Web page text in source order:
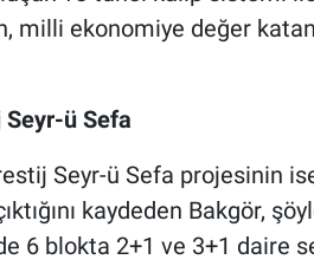
milli ekonomiye değer
Seyr-ü Sefa
Seyr-ü Sefa projesinin
kaydeden Bakgör,
6 blokta 2+1 ve 3+1 daire